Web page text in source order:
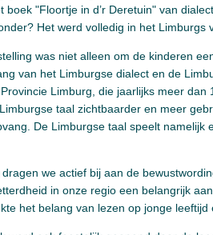
boek "Floortje in d’r Deretuin" van
Het werd volledig in het Limburgs
was niet alleen om de kinderen
van het Limburgse dialect en de
Limburg, die jaarlijks meer
taal zichtbaarder en meer
De Limburgse taal speelt
we actief bij aan de
in onze regio een belangrijk
het belang van lezen op jonge